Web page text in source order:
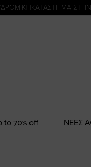
KATΑΣΤΗΜΑ
to 70% off NΕΕΣ
Αναζήτηση